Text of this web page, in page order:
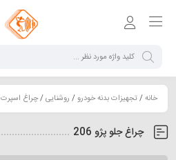
خانه/تجهیزات بدنه خودرو/ روشنایی/چراغ اسپرت
چراغ جلو پژو 206